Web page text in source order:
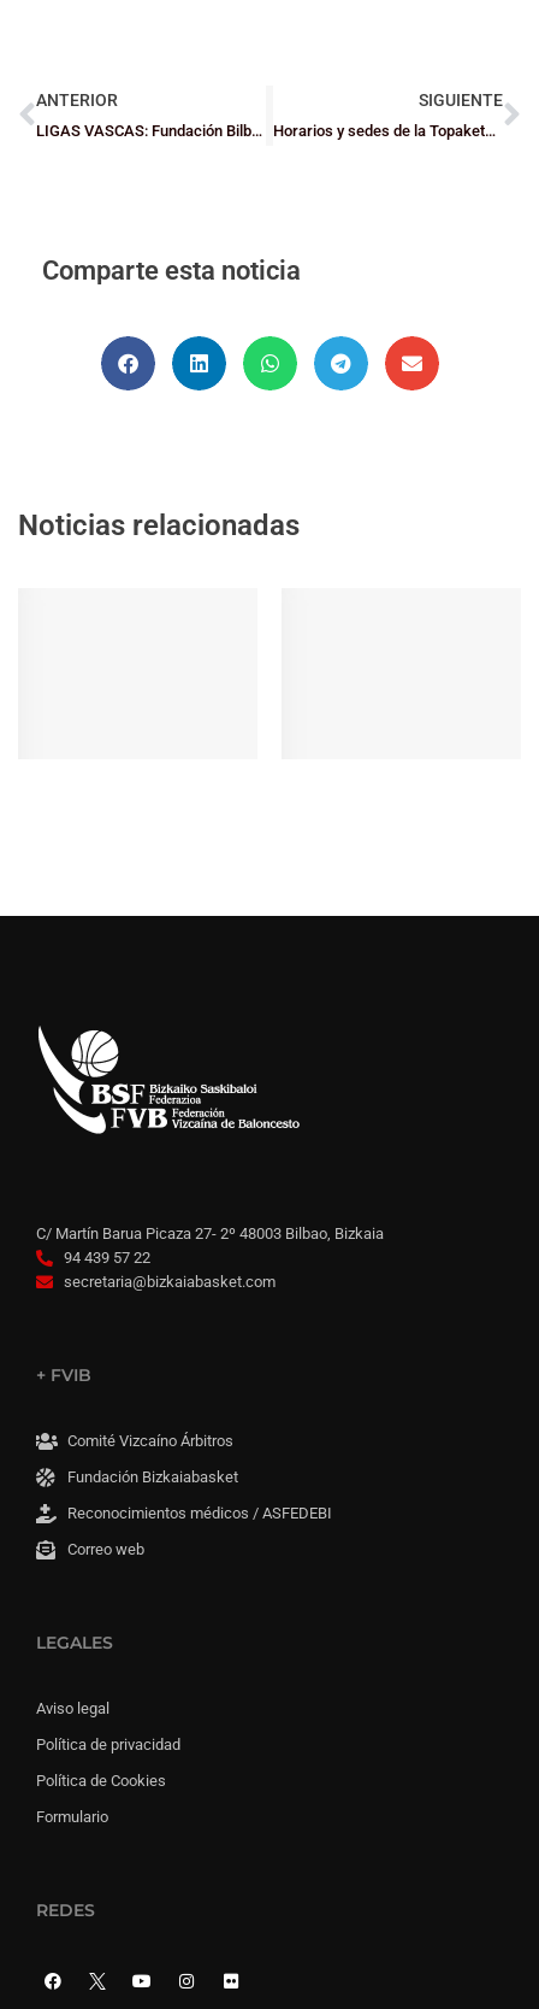
ANTERIOR
LIGAS VASCAS: Fundación Bilbao Basket, al campeonato de España Junior
SIGUIENTE
Horarios y sedes de la Topaketa 2024 para l@s nacid@s en 2013
Comparte esta noticia
Noticias relacionadas
C/ Martín Barua Picaza 27- 2º 48003 Bilbao, Bizkaia
94 439 57 22
secretaria@bizkaiabasket.com
+ FVIB
Comité Vizcaíno Árbitros
Fundación Bizkaiabasket
Reconocimientos médicos / ASFEDEBI
Correo web
LEGALES
Aviso legal
Política de privacidad
Política de Cookies
Formulario
REDES